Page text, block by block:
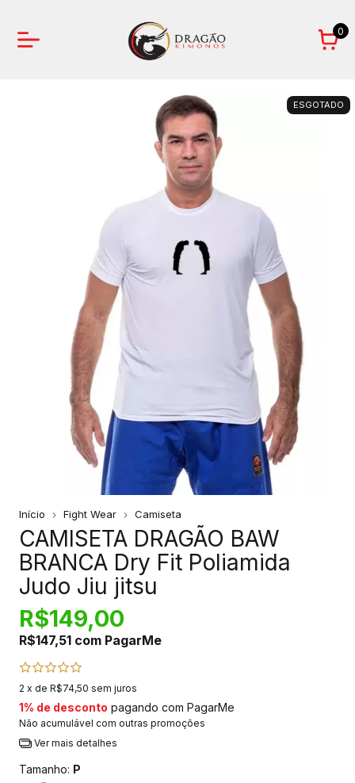
0
ESGOTADO
Início Fight Wear Camiseta
CAMISETA DRAGÃO BAW
BRANCA Dry Fit Poliamida
Judo Jiu jitsu
R$149,00
R$147,51 com PagarMe
2 x de R$74,50 sem juros
1% de desconto pagando com PagarMe
Não acumulável com outras promoções
Ver mais detalhes
Tamanho: P